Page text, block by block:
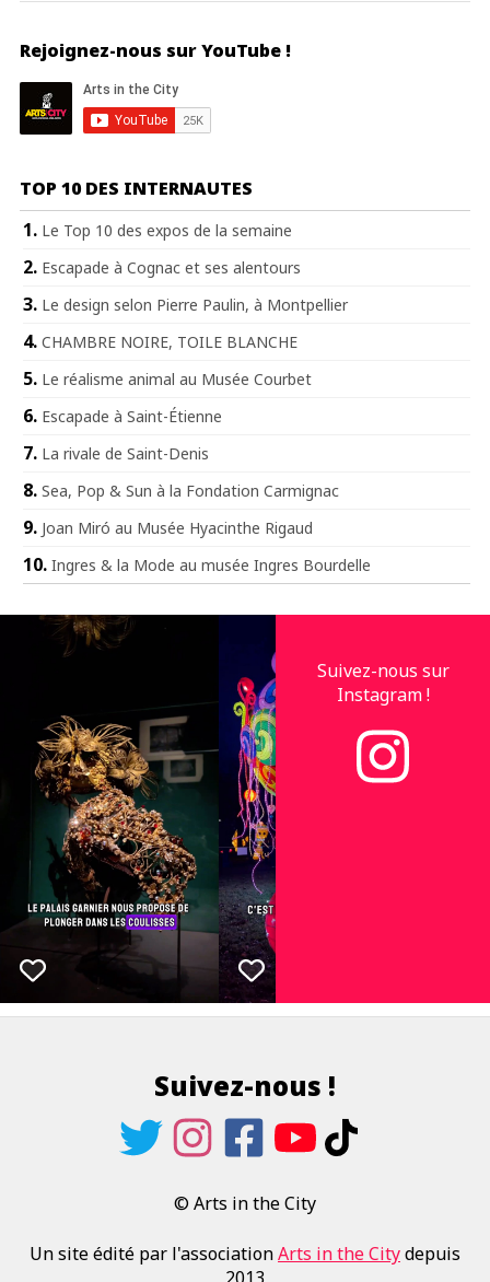
Rejoignez-nous sur YouTube !
TOP 10 DES INTERNAUTES
Le Top 10 des expos de la semaine
Escapade à Cognac et ses alentours
Le design selon Pierre Paulin, à Montpellier
CHAMBRE NOIRE, TOILE BLANCHE
Le réalisme animal au Musée Courbet
Escapade à Saint-Étienne
La rivale de Saint-Denis
Sea, Pop & Sun à la Fondation Carmignac
Joan Miró au Musée Hyacinthe Rigaud
Ingres & la Mode au musée Ingres Bourdelle
Suivez-nous sur
Instagram !
Suivez-nous !
© Arts in the City
Un site édité par l'associationArts in the Citydepuis